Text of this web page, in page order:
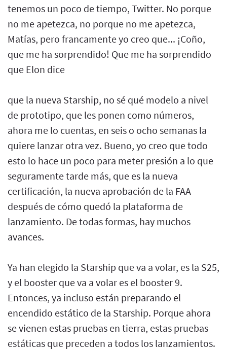
tenemos un poco de tiempo, Twitter. No porque
no me apetezca, no porque no me apetezca,
Matías, pero francamente yo creo que... ¡Coño,
que me ha sorprendido! Que me ha sorprendido
que Elon dice
que la nueva Starship, no sé qué modelo a nivel
de prototipo, que les ponen como números,
ahora me lo cuentas, en seis o ocho semanas la
quiere lanzar otra vez. Bueno, yo creo que todo
esto lo hace un poco para meter presión a lo que
seguramente tarde más, que es la nueva
certificación, la nueva aprobación de la FAA
después de cómo quedó la plataforma de
lanzamiento. De todas formas, hay muchos
avances.
Ya han elegido la Starship que va a volar, es la S25,
y el booster que va a volar es el booster 9.
Entonces, ya incluso están preparando el
encendido estático de la Starship. Porque ahora
se vienen estas pruebas en tierra, estas pruebas
estáticas que preceden a todos los lanzamientos.